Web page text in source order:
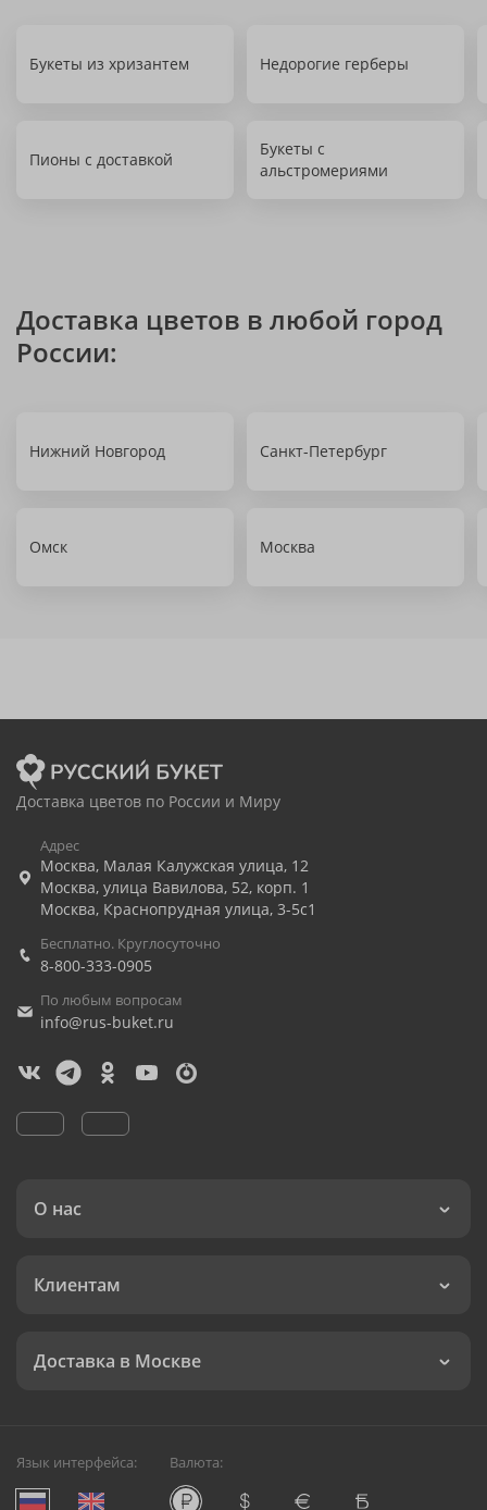
Букеты из хризантем Недорогие герберы
Пионы с доставкой
Букеты с
альстромериями
Доставка цветов в любой город
России:
Нижний Новгород Санкт-Петербург
Омск Москва
Доставка цветов по России и Миру
Адрес
Москва, Малая Калужская улица, 12
Москва, улица Вавилова, 52, корп. 1
Москва, Краснопрудная улица, 3-5с1
Бесплатно. Круглосуточно
8-800-333-0905
По любым вопросам
info@rus-buket.ru
О нас
Клиентам
Доставка в Москве
Язык интерфейса: Валюта: